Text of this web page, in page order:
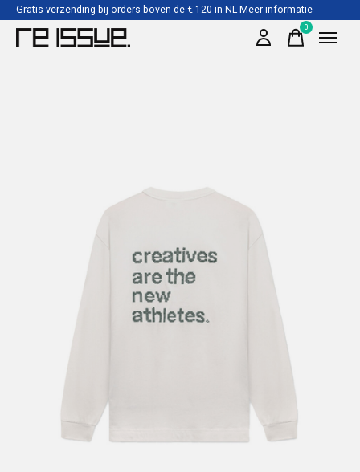
Gratis verzending bij orders boven de € 120 in NLMeer informatie
0items